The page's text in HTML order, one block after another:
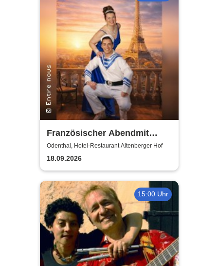
Französischer Abendmit
Entre nous
Odenthal, Hotel-Restaurant Altenberger Hof
18.09.2026
15:00 Uhr